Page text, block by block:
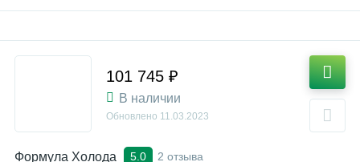
Формула Холода 5.0
2 отзыва
101 745 ₽
В наличии
Обновлено 11.03.2023